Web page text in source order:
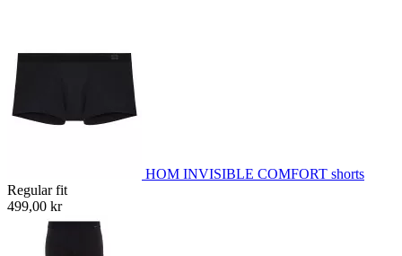
HOM INVISIBLE COMFORT shorts
Regular fit
499,00 kr